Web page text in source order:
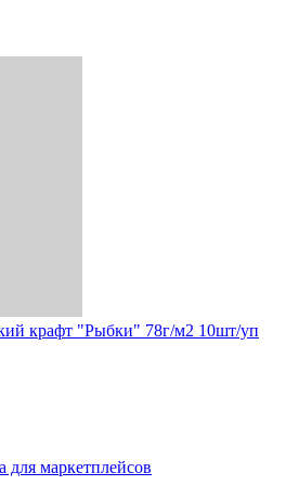
крафт "Рыбки" 78г/м2 10шт/уп
для маркетплейсов